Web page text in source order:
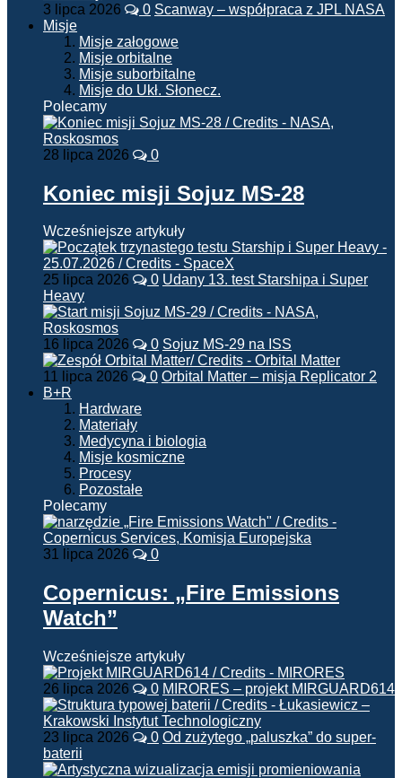
3 lipca 2026 0 Scanway – współpraca z JPL NASA
Misje
Misje załogowe
Misje orbitalne
Misje suborbitalne
Misje do Ukł. Słonecz.
Polecamy
28 lipca 2026 0
Koniec misji Sojuz MS-28
Wcześniejsze artykuły
25 lipca 2026 0 Udany 13. test Starshipa i Super
Heavy
16 lipca 2026 0 Sojuz MS-29 na ISS
11 lipca 2026 0 Orbital Matter – misja Replicator 2
B+R
Hardware
Materiały
Medycyna i biologia
Misje kosmiczne
Procesy
Pozostałe
Polecamy
31 lipca 2026 0
Copernicus: „Fire Emissions
Watch”
Wcześniejsze artykuły
26 lipca 2026 0 MIRORES – projekt MIRGUARD614
23 lipca 2026 0 Od zużytego „paluszka” do super-
baterii